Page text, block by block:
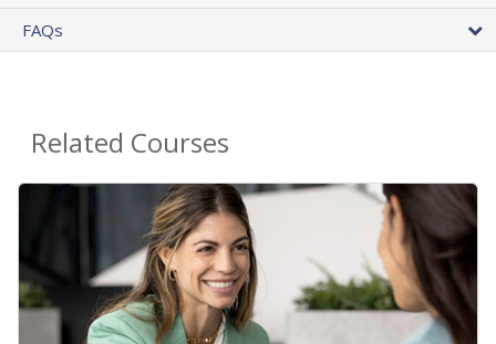
FAQs
Related Courses